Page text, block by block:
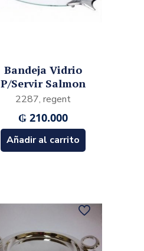
Bandeja Vidrio
P/Servir Salmon
2287, regent
₲210.000
Añadir al carrito